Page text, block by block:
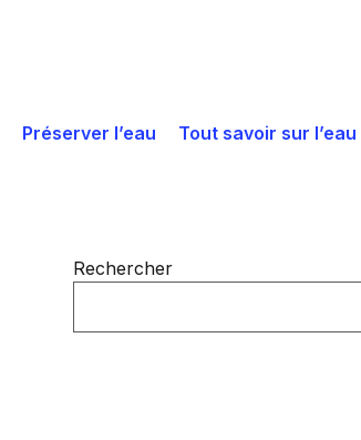
Préserver l’eau Tout savoir sur l’eau
Rechercher